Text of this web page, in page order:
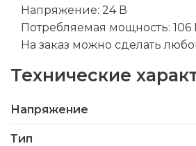
Напряжение: 24 В
Потребляемая мощность: 106
На заказ можно сделать
Технические
Напряжение
Тип